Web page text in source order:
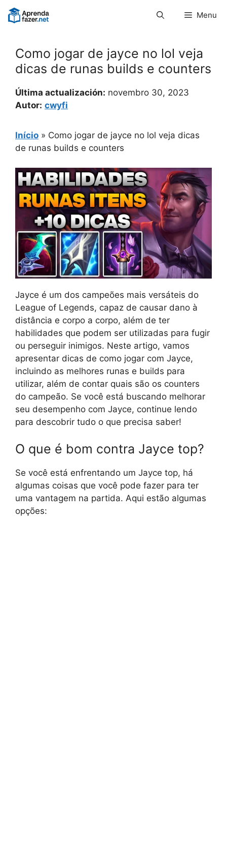
Pular
para
Menu
Como jogar de jayce no lol veja
dicas de runas builds e counters
Última actualización: novembro 30, 2023
Autor: cwyfi
Início » Como jogar de jayce no lol veja dicas
de runas builds e counters
Jayce é um dos campeões mais versáteis do
League of Legends, capaz de causar dano à
distância e corpo a corpo, além de ter
habilidades que podem ser utilizadas para fugir
ou perseguir inimigos. Neste artigo, vamos
apresentar dicas de como jogar com Jayce,
incluindo as melhores runas e builds para
utilizar, além de contar quais são os counters
do campeão. Se você está buscando melhorar
seu desempenho com Jayce, continue lendo
para descobrir tudo o que precisa saber!
O que é bom contra Jayce top?
Se você está enfrentando um Jayce top, há
algumas coisas que você pode fazer para ter
uma vantagem na partida. Aqui estão algumas
opções: